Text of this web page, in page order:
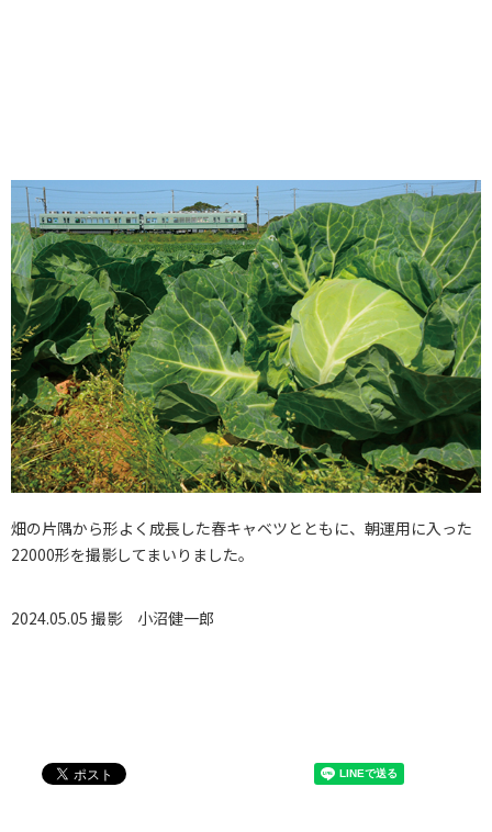
畑の片隅から形よく成長した春キャベツとともに、朝運用に入った
22000形を撮影してまいりました。
2024.05.05 撮影 小沼健一郎